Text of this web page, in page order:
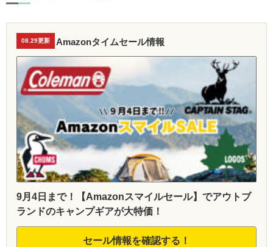
08.29更新 Amazonタイムセール情報
9月4日まで！【Amazonスマイルセール】でアウトブ
ランドのキャンプギアが大特価！
セール情報を確認する！